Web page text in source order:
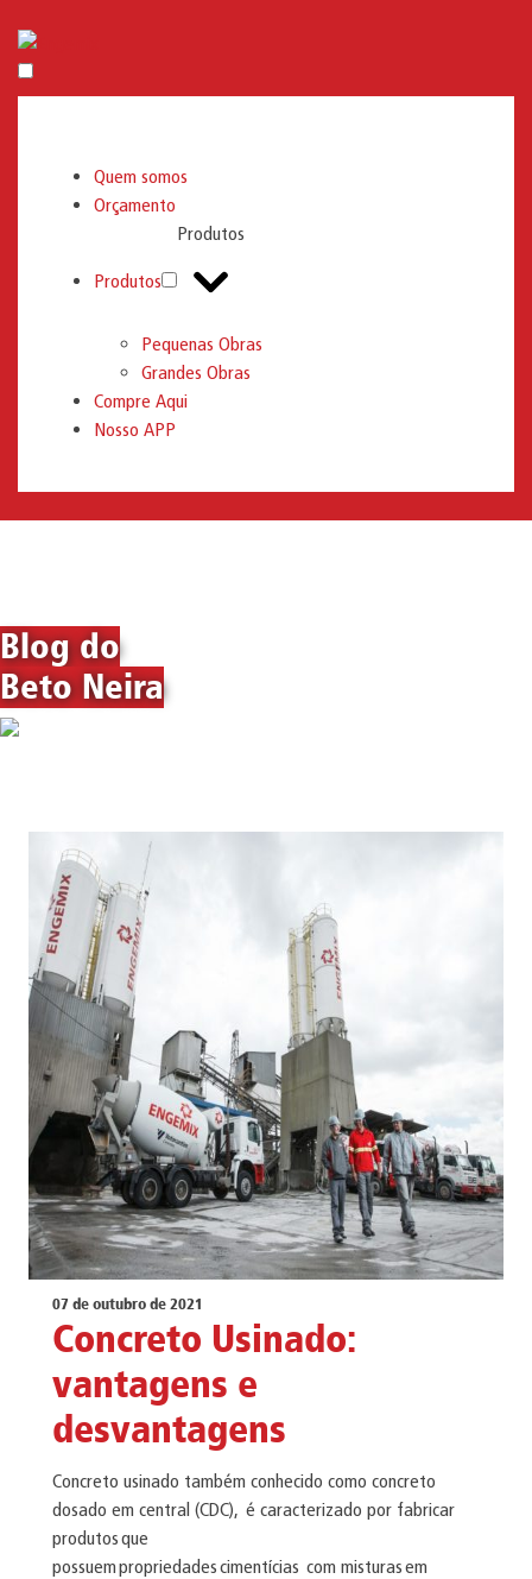
Engemix
Quem somos
Orçamento
Produtos
Produtos
Pequenas Obras
Grandes Obras
Compre Aqui
Nosso APP
Blog do
Beto Neira
07 de outubro de 2021
Concreto Usinado:
vantagens e
desvantagens
Concreto usinado também conhecido como concreto
dosado em central (CDC), é caracterizado por fabricar
produtos que
possuem propriedades cimentícias com misturas em